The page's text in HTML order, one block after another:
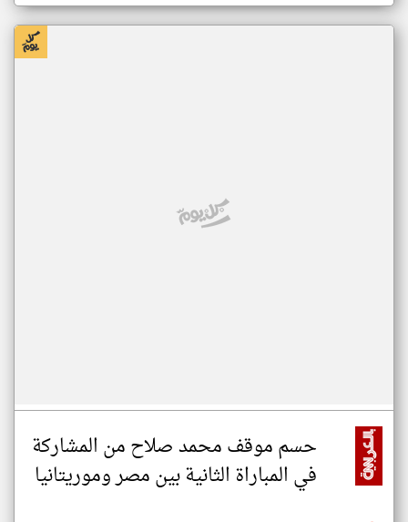
حسم موقف محمد صلاح من المشاركة
في المباراة الثانية بين مصر وموريتانيا